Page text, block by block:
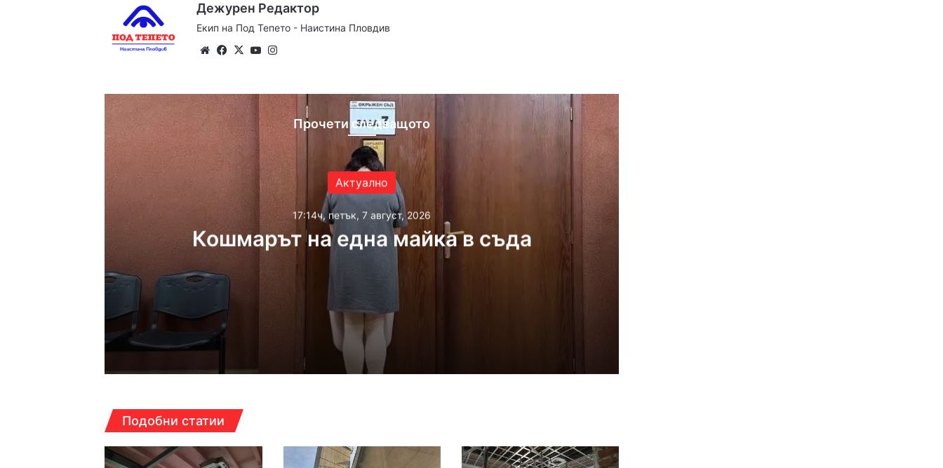
Дежурен Редактор
Екип на Под Тепето - Наистина Пловдив
WebsiteFacebook
X YouTube
Прочети следващото
Актуално
17:14ч, петък, 7 август, 2026
Кошмарът на една майка в съда
17:14ч, петък, 7 август, 2026
Кошмарът на една майка в съда
Над 5 кг наркотици иззети в Пловдивско за месец
Подобни статии